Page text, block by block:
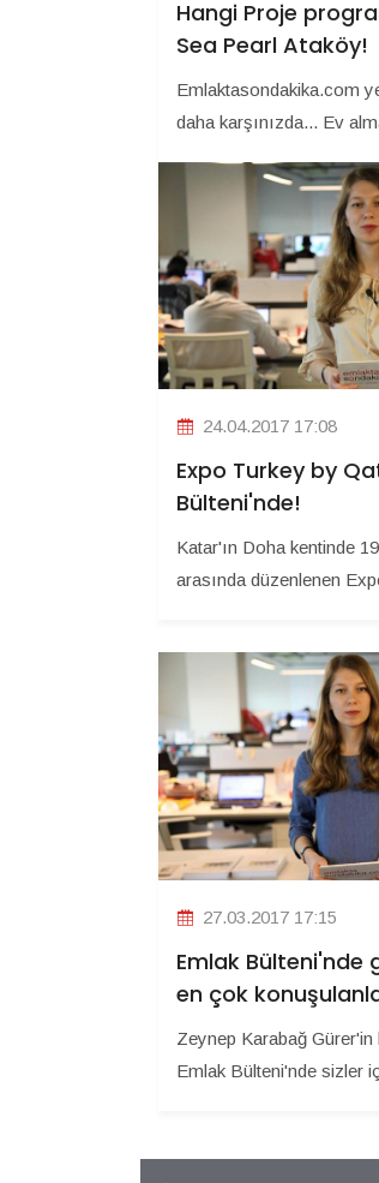
Hangi Proje
Sea Pearl Ataköy!
Emlaktasondakika.com
daha karşınızda... Ev
24.04.2017 17:08
Expo Turkey by
Bülteni'nde!
Katar'ın Doha kentinde
arasında düzenlenen
27.03.2017 17:15
Emlak Bülteni'nde
en çok
Zeynep Karabağ Gürer'in
Emlak Bülteni'nde sizler